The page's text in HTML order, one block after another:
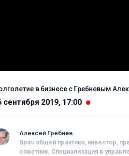
в бизнесе с Гребневым
сентября 2019, 17:00
Алексей Гребнев
Врач общей практики, инвестор,
советник. Специализация в